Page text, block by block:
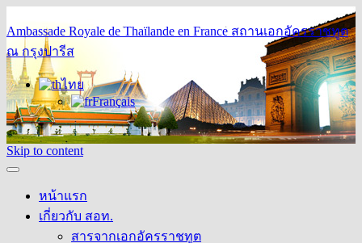
Ambassade Royale de Thaïlande en France สถานเอกอัครราชทูต
ณ กรุงปารีส
ไทย
Français
Skip to content
หน้าแรก
เกี่ยวกับ สอท.
สารจากเอกอัครราชทูต